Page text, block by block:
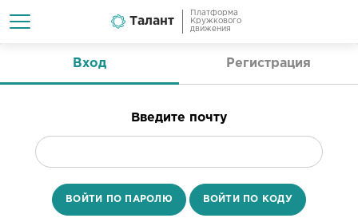
Талант
Платформа
Кружкового
движения
Вход Регистрация
Введите почту
ВОЙТИ ПО ПАРОЛЮ ВОЙТИ ПО КОДУ